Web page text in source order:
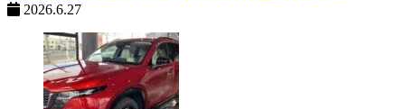
2026.6.27